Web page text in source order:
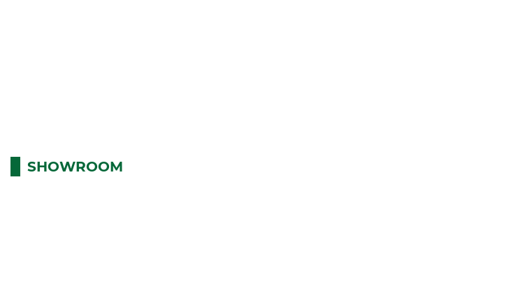
SHOWROOM